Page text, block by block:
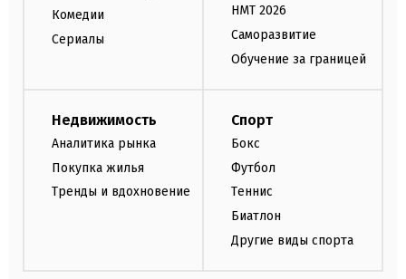
Комедии
Сериалы
НМТ 2026
Саморазвитие
Обучение за границей
Недвижимость
Аналитика рынка
Покупка жилья
Тренды и вдохновение
Спорт
Бокс
Футбол
Теннис
Биатлон
Другие виды спорта